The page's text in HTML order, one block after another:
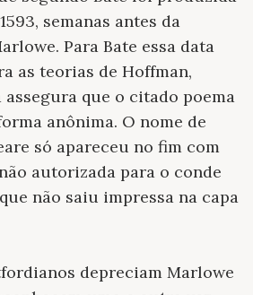
semanas antes da
Para Bate essa data
as teorias de Hoffman,
assegura que o citado poema
anônima. O nome de
só apareceu no fim com
autorizada para o conde
não saiu impressa na capa
depreciam Marlowe